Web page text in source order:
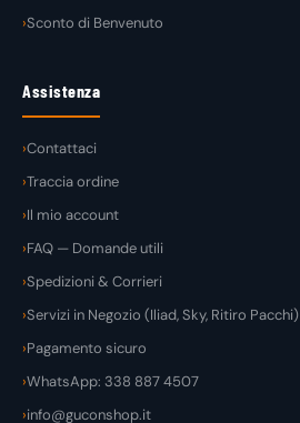
Sconto di Benvenuto
Assistenza
Contattaci
Traccia ordine
Il mio account
FAQ — Domande utili
Spedizioni & Corrieri
Servizi in Negozio (Iliad, Sky, Ritiro Pacchi)
Pagamento sicuro
WhatsApp: 338 887 4507
info@guconshop.it